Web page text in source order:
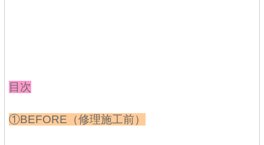
目次
①BEFORE（修理施工前）